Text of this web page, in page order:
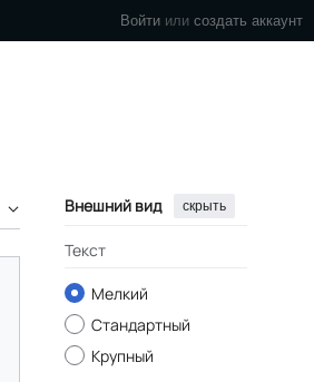
Войти или создать аккаунт
Внешний вид скрыть
Текст
Мелкий
Стандартный
Крупный